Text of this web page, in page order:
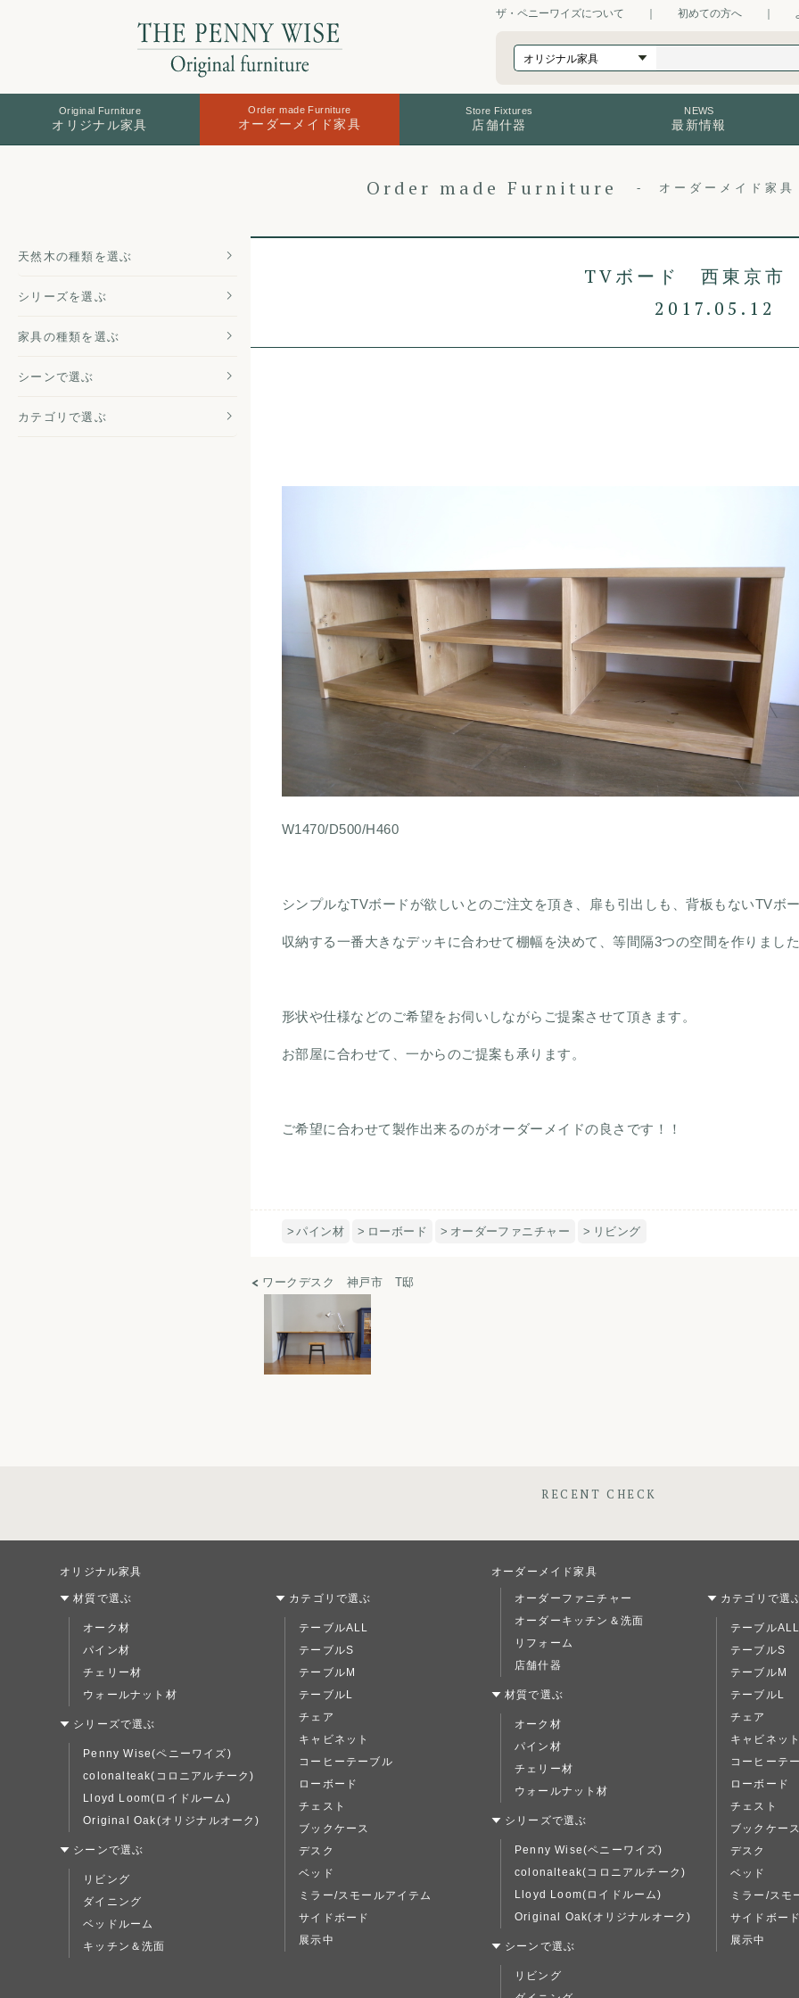
ザ・ペニーワイズについて 初めての方へ
Original Furniture
オリジナル家具
Order made Furniture
オーダーメイド家具
Store Fixtures
店舗什器
NEWS
最新情報
Order made Furniture オーダーメイド家具
天然木の種類を選ぶ
シリーズを選ぶ
家具の種類を選ぶ
シーンで選ぶ
カテゴリで選ぶ
TVボード 西東京市
2017.05.12
W1470/D500/H460
シンプルなTVボードが欲しいとのご注文を頂き、扉も引出しも、背板もないTVボ
収納する一番大きなデッキに合わせて棚幅を決めて、等間隔3つの空間を作りました
形状や仕様などのご希望をお伺いしながらご提案させて頂きます。
お部屋に合わせて、一からのご提案も承ります。
ご希望に合わせて製作出来るのがオーダーメイドの良さです！！
パイン材 ローボード オーダーファニチャー リビング
ワークデスク 神戸市 T邸
RECENT CHECK
オリジナル家具
材質で選ぶ
オーク材
パイン材
チェリー材
ウォールナット材
シリーズで選ぶ
Penny Wise(ペニーワイズ)
colonalteak(コロニアルチーク)
Lloyd Loom(ロイドルーム)
Original Oak(オリジナルオーク)
シーンで選ぶ
リビング
ダイニング
ベッドルーム
キッチン＆洗面
カテゴリで選ぶ
テーブルALL
テーブルS
テーブルM
テーブルL
チェア
キャビネット
コーヒーテーブル
ローボード
チェスト
ブックケース
デスク
ベッド
ミラー/スモールアイテム
サイドボード
展示中
オーダーメイド家具
オーダーファニチャー
オーダーキッチン＆洗面
リフォーム
店舗什器
材質で選ぶ
オーク材
パイン材
チェリー材
ウォールナット材
シリーズで選ぶ
Penny Wise(ペニーワイズ)
colonalteak(コロニアルチーク)
Lloyd Loom(ロイドルーム)
Original Oak(オリジナルオーク)
シーンで選ぶ
リビング
カテゴリで選
テーブルALL
テーブルS
テーブルM
テーブルL
チェア
キャビネット
コーヒーテ
ローボード
チェスト
ブックケース
デスク
ベッド
ミラー/スモ
サイドボード
展示中